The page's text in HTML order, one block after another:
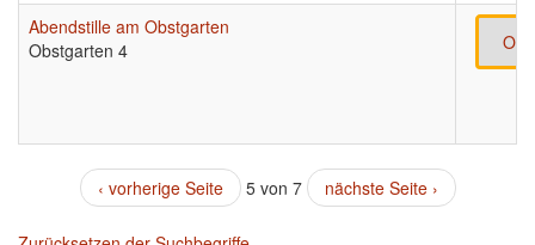
Abendstille am Obstgarten
Obstgarten 4
‹ vorherige Seite 5 von 7 nächste Seite ›